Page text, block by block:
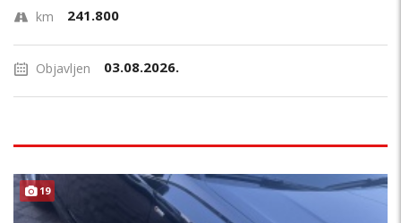
km 241.800
Objavljen 03.08.2026.
19